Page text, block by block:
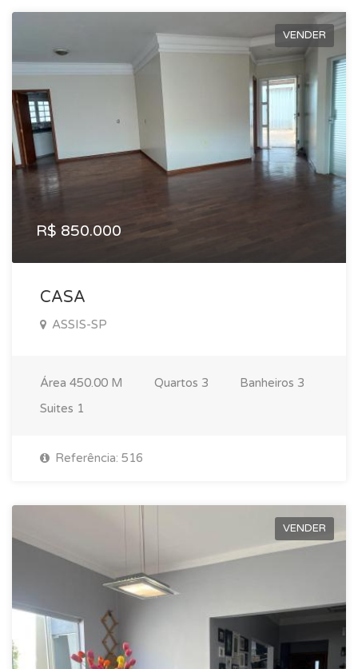
VENDER
R$ 850.000
CASA
ASSIS-SP
Área 450.00 M Quartos 3 Banheiros 3
Suites 1
Referência: 516
VENDER